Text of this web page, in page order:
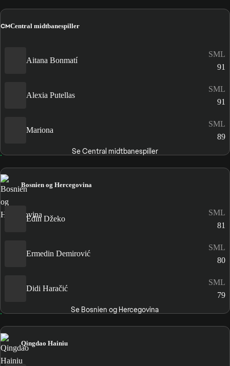
CMCentral midtbanespiller
Aitana Bonmatí
SML
91
Alexia Putellas
SML
91
Mariona
SML
89
Se Central midtbanespiller
Bosnien og Hercegovina
Edin Džeko
SML
81
Ermedin Demirović
SML
80
Didi Haračić
SML
79
Se Bosnien og Hercegovina
Qingdao Hainiu